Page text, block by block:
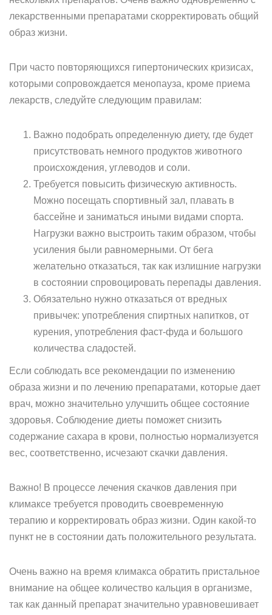
лекарственными препаратами скорректировать общий
образ жизни.
При часто повторяющихся гипертонических кризисах,
которыми сопровождается менопауза, кроме приема
лекарств, следуйте следующим правилам:
Важно подобрать определенную диету, где будет
присутствовать немного продуктов животного
происхождения, углеводов и соли.
Требуется повысить физическую активность.
Можно посещать спортивный зал, плавать в
бассейне и заниматься иными видами спорта.
Нагрузки важно выстроить таким образом, чтобы
усиления были равномерными. От бега
желательно отказаться, так как излишние нагрузки
в состоянии спровоцировать перепады давления.
Обязательно нужно отказаться от вредных
привычек: употребления спиртных напитков, от
курения, употребления фаст-фуда и большого
количества сладостей.
Если соблюдать все рекомендации по изменению
образа жизни и по лечению препаратами, которые дает
врач, можно значительно улучшить общее состояние
здоровья. Соблюдение диеты поможет снизить
содержание сахара в крови, полностью нормализуется
вес, соответственно, исчезают скачки давления.
Важно! В процессе лечения скачков давления при
климаксе требуется проводить своевременную
терапию и корректировать образ жизни. Один какой-то
пункт не в состоянии дать положительного результата.
Очень важно на время климакса обратить пристальное
внимание на общее количество кальция в организме,
так как данный препарат значительно уравновешивает